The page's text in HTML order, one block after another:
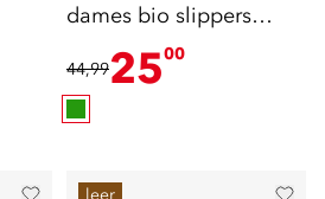
dames bio slippers
groen
44,992500
leer